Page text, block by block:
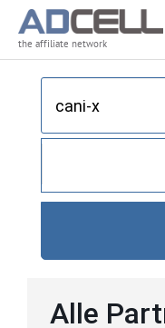
the affiliate network
Alle